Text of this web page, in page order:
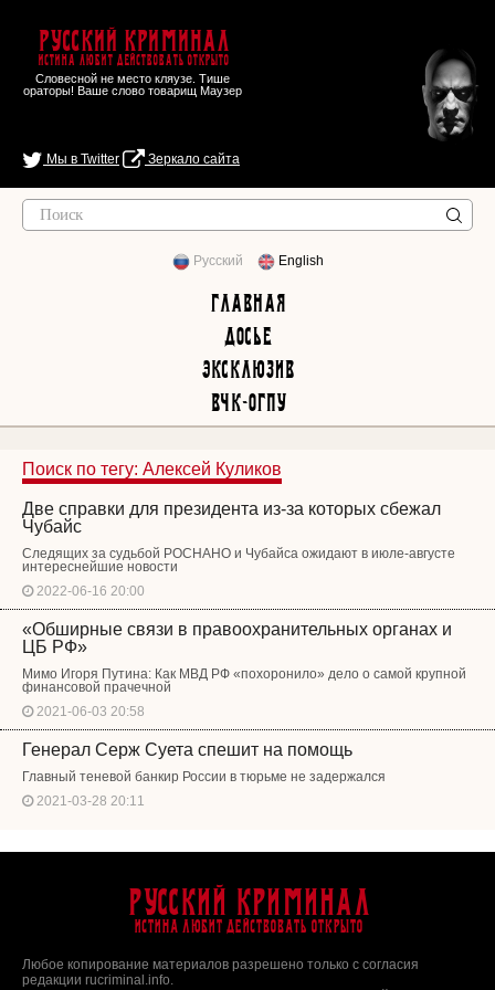
Русский Криминал
Истина любит действовать открыто
Словесной не место кляузе. Тише
ораторы! Ваше слово товарищ Маузер
Мы в Twitter Зеркало сайта
Русский English
Главная
Досье
Эксклюзив
ВЧК-ОГПУ
Поиск по тегу: Алексей Куликов
Две справки для президента из-за которых сбежал
Чубайс
Следящих за судьбой РОСНАНО и Чубайса ожидают в июле-августе
интереснейшие новости
2022-06-16 20:00
«Обширные связи в правоохранительных органах и
ЦБ РФ»
Мимо Игоря Путина: Как МВД РФ «похоронило» дело о самой крупной
финансовой прачечной
2021-06-03 20:58
Генерал Серж Суета спешит на помощь
Главный теневой банкир России в тюрьме не задержался
2021-03-28 20:11
Русский Криминал
Истина любит действовать открыто
Любое копирование материалов разрешено только с согласия
редакции rucriminal.info.